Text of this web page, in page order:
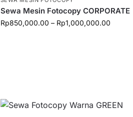
Sewa Mesin Fotocopy CORPORATE
Rp850,000.00 – Rp1,000,000.00